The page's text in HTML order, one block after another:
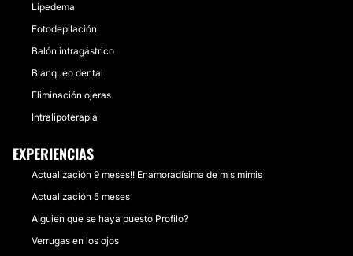
Lipedema
Fotodepilación
Balón intragástrico
Blanqueo dental
Eliminación ojeras
Intralipoterapia
EXPERIENCIAS
Actualización 9 meses!! Enamoradísima de mis mimis
Actualización 5 meses
Alguien que se haya puesto Profilo?
Verrugas en los ojos